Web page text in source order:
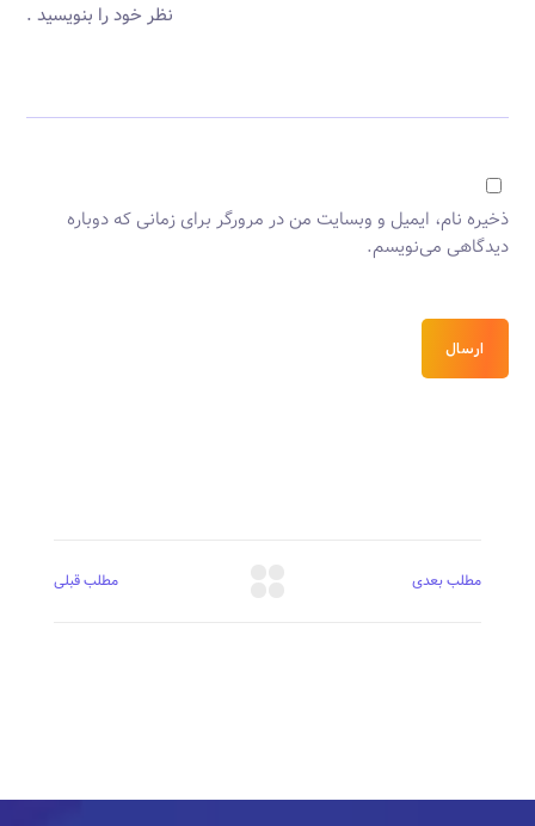
نظر خود را بنویسید .
ذخیره نام، ایمیل و وبسایت من در مرورگر برای زمانی که دوباره
دیدگاهی می‌نویسم.
ارسال
مطلب قبلی مطلب بعدی